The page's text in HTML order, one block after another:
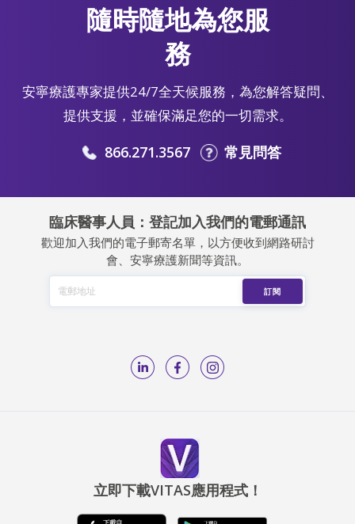
隨時隨地為您服
務
安寧療護專家提供24/7全天候服務，為您解答疑問、
提供支援，並確保滿足您的一切需求。
866.271.3567 常見問答
臨床醫事人員：登記加入我們的電郵通訊
歡迎加入我們的電子郵寄名單，以方便收到網路研討
會、安寧療護新聞等資訊。
立即下載VITAS應用程式！